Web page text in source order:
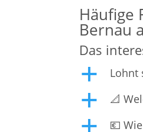
Häufige
Bernau
Das
a Lohnt
a 📐
a 💶